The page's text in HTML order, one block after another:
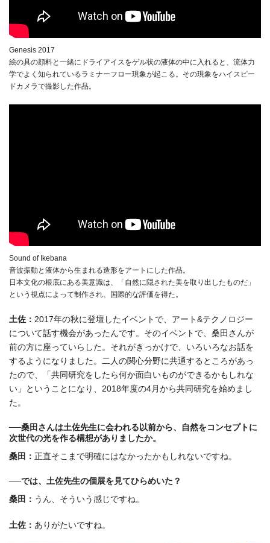
Genesis 2017
絵の具の顔料と一緒にドライアイスをゲル状の液体の中に入れると、流体力
学でよく知られているラミナーフロー現象が起こる。その現象をハイスピー
ドカメラで撮影した作品。
Sound of Ikebana
音波振動と液体から生まれる造形をアートにした作品。
日本文化の根底にある美意識は、「自然に隠された美を取り出したものだ」
という視点によって制作され、国際的な評価を得た。
土佐： 2017年の秋に登壇したイベントで、アート&テクノロジー
について話す機会があったんです。そのイベントで、桑田さんが
前の方に座っていらした。それがきっかけで、いろいろなお話を
するようになりました。二人の関心分野に共通するところがあっ
たので、「共同研究をしたら何か面白いものができるかもしれな
い」ということになり、2018年度の4月から共同研究を始めまし
た。
──桑田さんは土佐先生に会われる以前から、自然をコンセプトに
次世代の光を作る構想がありましたか。
桑田： 正直そこまで明確にはなかったかもしれないですね。
──では、土佐先生の個展を見てひらめいた？
桑田： うん、そういう感じですね。
土佐： ありがたいですね。